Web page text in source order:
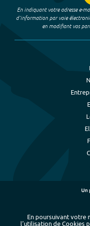
En indiquant votre adresse e-
d’information par voie
en modifiant vos
En poursuivant votre
l’utilisation de Cookies